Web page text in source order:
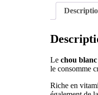
Le chou blanc
le consomme
Riche en